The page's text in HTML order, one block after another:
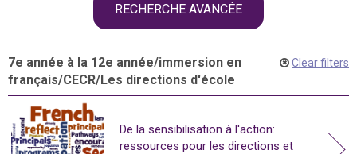
RECHERCHE AVANCÉE
7e année à la 12e année/immersion en
français/CECR/Les directions d'école
Clear filters
De la sensibilisation à l'action:
ressources pour les directions et